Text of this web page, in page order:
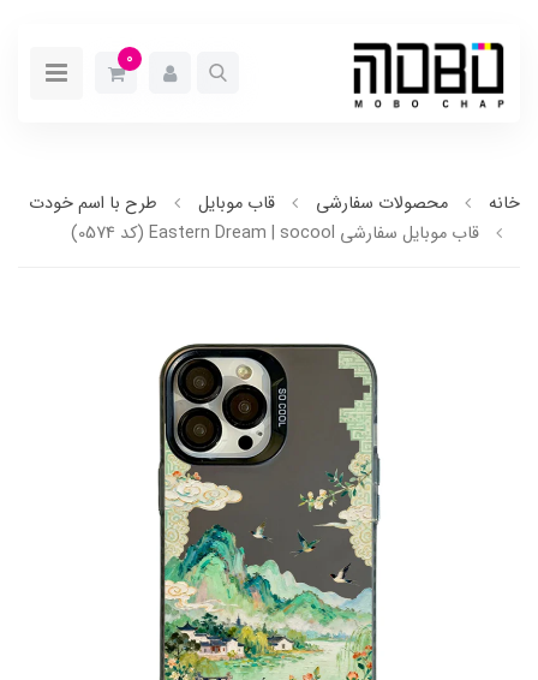
0
خانه محصولات سفارشی قاب موبایل
طرح با اسم خودت
قاب موبایل سفارشی Eastern Dream | socool (کد 0574)